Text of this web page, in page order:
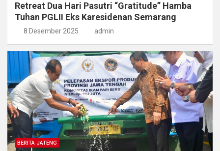
Retreat Dua Hari Pasutri “Gratitude” Hamba
Tuhan PGLII Eks Karesidenan Semarang
8 Desember 2025 admin
BERITA JATENG